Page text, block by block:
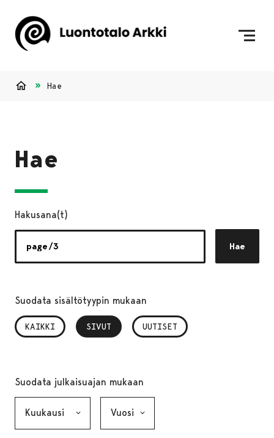
Hae
Hae
Hakusana(t)
Hae
Suodata sisältötyypin mukaan
KAIKKI SIVUT
, VALITTU UUTISET
Suodata julkaisuajan mukaan